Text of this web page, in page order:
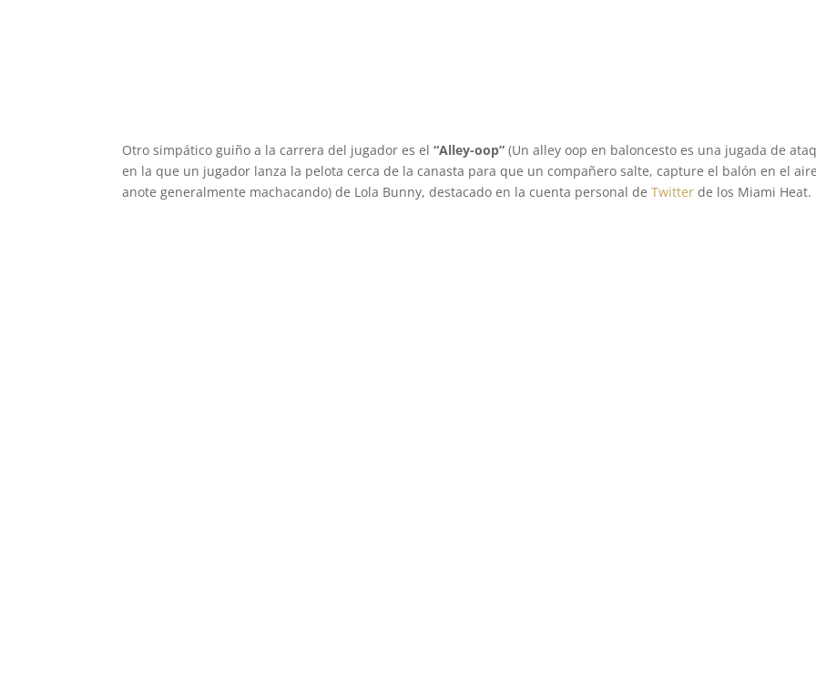
Otro simpático guiño a la carrera del jugador es el“Alley-oop” (Un alley oop en baloncesto es una jugada de
en la que un jugador lanza la pelota cerca de la canasta para que un compañero salte, capture el balón en el
anote generalmente machacando) de Lola Bunny, destacado en la cuenta personal deTwitter de los Miami Heat.